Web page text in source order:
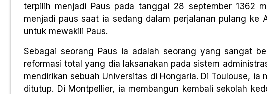
terpilih menjadi Paus pada tanggal 28 september 1362
menjadi paus saat ia sedang dalam perjalanan pulang
untuk mewakili Paus.
Sebagai seorang Paus ia adalah seorang yang sangat
reformasi total yang dia laksanakan pada sistem
mendirikan sebuah Universitas di Hongaria. Di Toulouse,
ditutup. Di Montpellier, ia membangun kembali sekolah